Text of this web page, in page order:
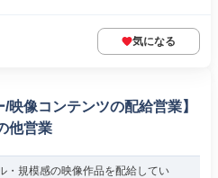
気になる
映像コンテンツの配給営業】
他営業
・規模感の映像作品を配給してい